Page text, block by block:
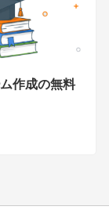
作成の無料